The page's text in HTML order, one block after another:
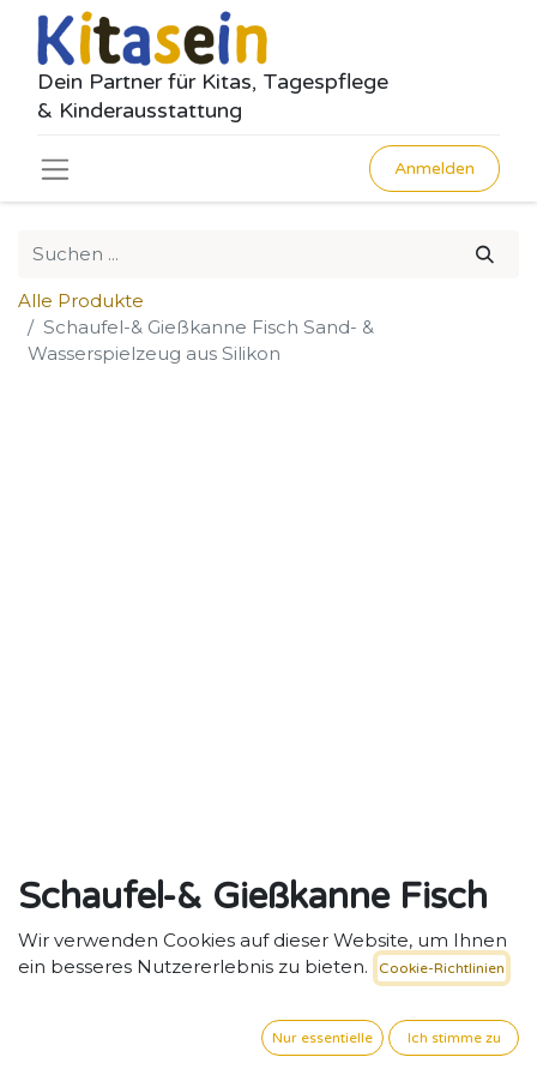
Dein Partner für Kitas, Tagespflege
& Kinderausstattung
Anmelden
Alle Produkte
Schaufel-& Gießkanne Fisch Sand- &
Wasserspielzeug aus Silikon
Schaufel-& Gießkanne Fisch
Sand- & Wasserspielzeug aus
Silikon
Vielseitiges Sand- und Wasserspielzeug, das
motorische Fähigkeiten und Kreativität fördert.
Wir verwenden Cookies auf dieser Website, um Ihnen
ein besseres Nutzererlebnis zu bieten.
Cookie-Richtlinien
Nur essentielle Ich stimme zu